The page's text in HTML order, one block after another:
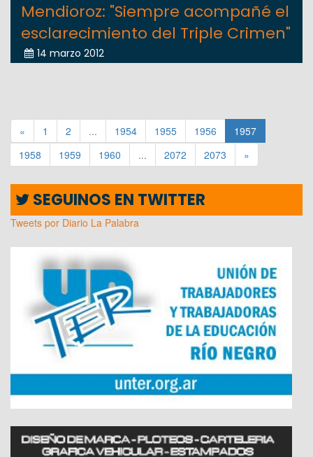
Mendioroz: "Siempre acompañé el
esclarecimiento del Triple Crimen"
14 marzo 2012
« 1 2 ... 1954 1955 1956
1957
1958
1959 1960 ... 2072 2073 »
SEGUINOS EN TWITTER
Tweets por Diario La Palabra